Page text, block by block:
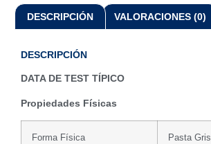
DESCRIPCIÓN VALORACIONES (0)
DESCRIPCIÓN
DATA DE TEST TÍPICO
Propiedades Físicas
Forma Física Pasta Gris